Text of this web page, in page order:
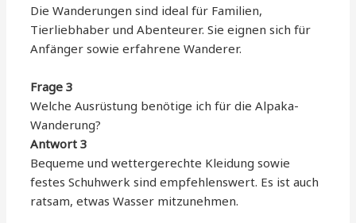
Die Wanderungen sind ideal für Familien,
Tierliebhaber und Abenteurer. Sie eignen sich für
Anfänger sowie erfahrene Wanderer.
Frage 3
Welche Ausrüstung benötige ich für die Alpaka-
Wanderung?
Antwort 3
Bequeme und wettergerechte Kleidung sowie
festes Schuhwerk sind empfehlenswert. Es ist auch
ratsam, etwas Wasser mitzunehmen.